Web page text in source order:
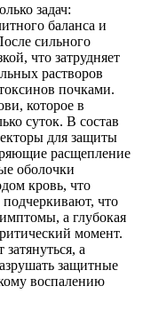
задач:
баланса и
сильного
что затрудняет
растворов
почками.
которое в
суток. В состав
для защиты
расщепление
оболочки
кровь, что
что
а глубокая
момент.
а
защитные
воспалению